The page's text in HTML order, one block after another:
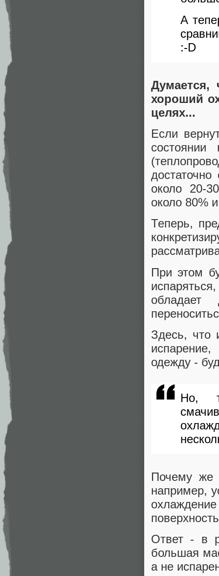
А
:-D
Думается,
хороший
целях...
Если
около 20-
около 80%
Теперь,
При этом
обладает
Здесь, что
одежду -
Но,
Почему же
например,
Ответ - в
большая
а не